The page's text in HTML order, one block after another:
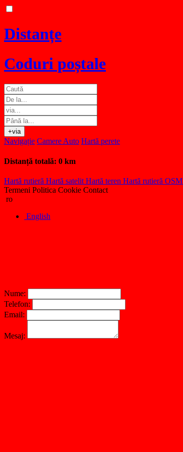
Distanțe
Coduri poștale
+via
Navigație Camere Auto Hartă perete
Distanță totală: 0 km
Hartă rutieră Hartă satelit Hartă teren Hartă rutieră OSM
Termeni Politica Cookie Contact
ro
English
Nume:
Telefon:
Email:
Mesaj: